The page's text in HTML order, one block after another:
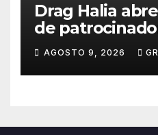
Drag Halia
de
participación
de Las Palmas
Canaria 2027
AGOSTO 9, 2026